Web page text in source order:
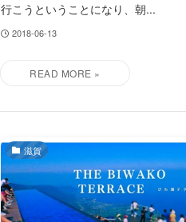
行こうということになり、朝...
2018-06-13
滋賀